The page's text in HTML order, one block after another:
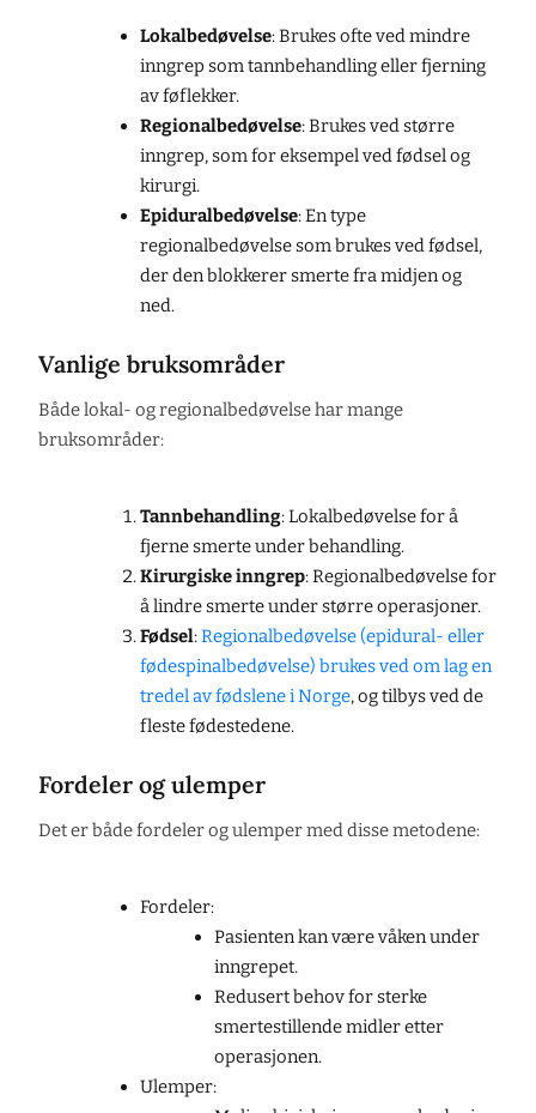
Lokalbedøvelse: Brukes ofte ved mindre
inngrep som tannbehandling eller fjerning
av føflekker.
Regionalbedøvelse: Brukes ved større
inngrep, som for eksempel ved fødsel og
kirurgi.
Epiduralbedøvelse: En type
regionalbedøvelse som brukes ved fødsel,
der den blokkerer smerte fra midjen og
ned.
Vanlige bruksområder
Både lokal- og regionalbedøvelse har mange
bruksområder:
Tannbehandling: Lokalbedøvelse for å
fjerne smerte under behandling.
Kirurgiske inngrep: Regionalbedøvelse for
å lindre smerte under større operasjoner.
Fødsel:Regionalbedøvelse (epidural- eller
fødespinalbedøvelse) brukes ved om lag en
tredel av fødslene i Norge, og tilbys ved de
fleste fødestedene.
Fordeler og ulemper
Det er både fordeler og ulemper med disse metodene:
Fordeler:
Pasienten kan være våken under
inngrepet.
Redusert behov for sterke
smertestillende midler etter
operasjonen.
Ulemper: